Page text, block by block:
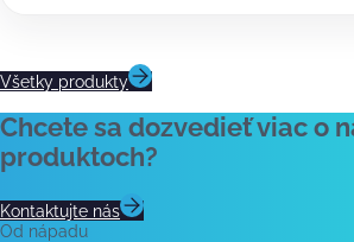
Všetky produkty
Chcete sa dozvedieť viac o
produktoch?
Kontaktujte nás
Od nápadu